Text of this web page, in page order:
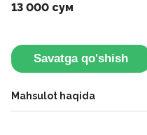
13 000 сум
Savatga qo'shish
Mahsulot haqida